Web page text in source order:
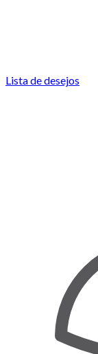
Lista de desejos